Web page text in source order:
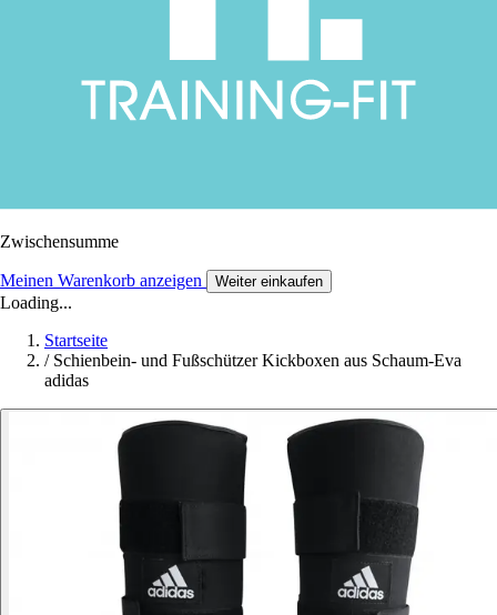
Zwischensumme
Meinen Warenkorb anzeigen Weiter einkaufen
Loading...
Startseite
/ Schienbein- und Fußschützer Kickboxen aus Schaum-Eva
adidas